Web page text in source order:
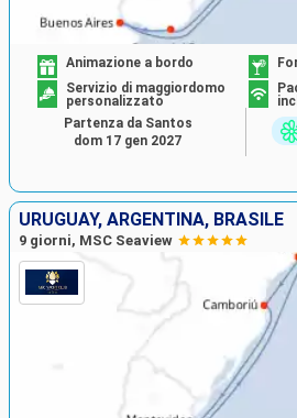
Animazione a bordo
Servizio di maggiordomo
personalizzato
Partenza da Santos
dom 17 gen 2027
URUGUAY, ARGENTINA, BRASILE
9 giorni, MSC Seaview